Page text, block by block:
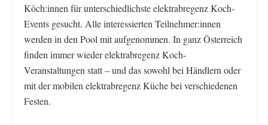
Köch:innen für unterschiedlichste elektrabregenz Koch-
Events gesucht. Alle interessierten Teilnehmer:innen
werden in den Pool mit aufgenommen. In ganz Österreich
finden immer wieder elektrabregenz Koch-
Veranstaltungen statt – und das sowohl bei Händlern oder
mit der mobilen elektrabregenz Küche bei verschiedenen
Festen.